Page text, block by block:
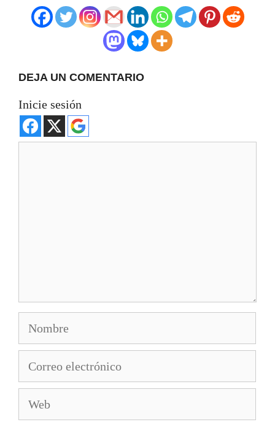
DEJA UN COMENTARIO
Inicie sesión
electrónico